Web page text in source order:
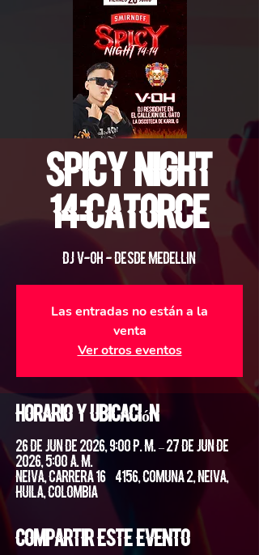
SPICY NIGHT
14:CATORCE
DJ V-OH - Desde Medellin
Las entradas no están a la
venta
Ver otros eventos
Horario y ubicación
26 de jun de 2026, 9:00 p. m. – 27 de jun de
2026, 5:00 a. m.
Neiva, Carrera 16 #4156, Comuna 2, Neiva,
Huila, Colombia
Compartir este evento